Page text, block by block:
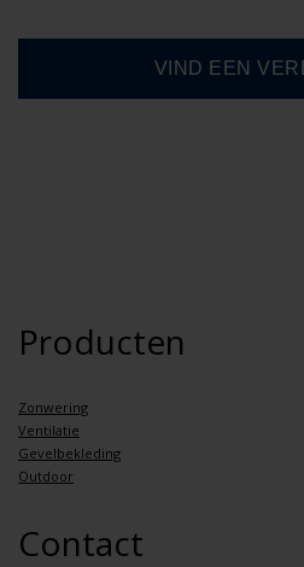
Producten
Zonwering
Ventilatie
Gevelbekleding
Outdoor
Contact